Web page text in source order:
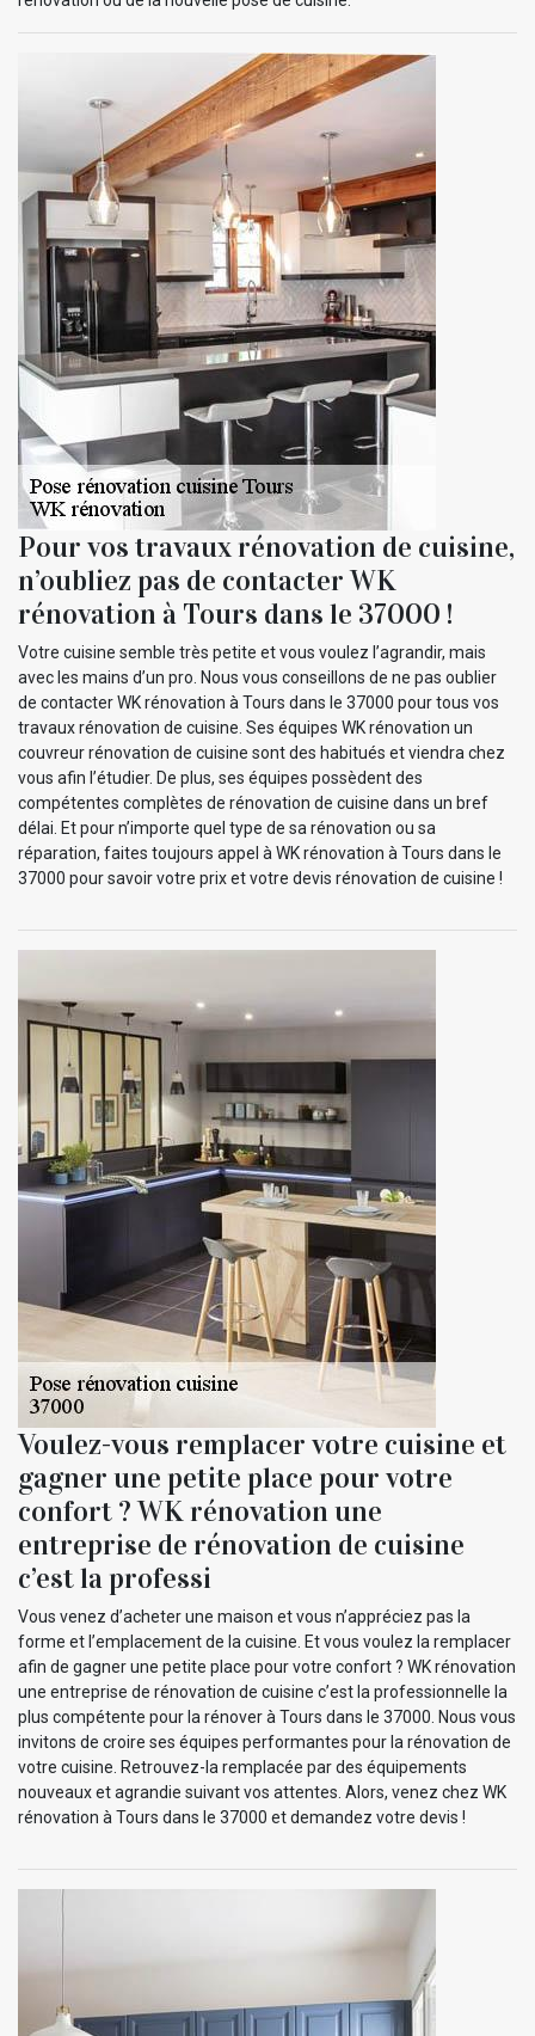
Pour vos travaux rénovation de cuisine,
n’oubliez pas de contacter WK
rénovation à Tours dans le 37000 !
Votre cuisine semble très petite et vous voulez l’agrandir, mais
avec les mains d’un pro. Nous vous conseillons de ne pas oublier
de contacter WK rénovation à Tours dans le 37000 pour tous vos
travaux rénovation de cuisine. Ses équipes WK rénovation un
couvreur rénovation de cuisine sont des habitués et viendra chez
vous afin l’étudier. De plus, ses équipes possèdent des
compétentes complètes de rénovation de cuisine dans un bref
délai. Et pour n’importe quel type de sa rénovation ou sa
réparation, faites toujours appel à WK rénovation à Tours dans le
37000 pour savoir votre prix et votre devis rénovation de cuisine !
Voulez-vous remplacer votre cuisine et
gagner une petite place pour votre
confort ? WK rénovation une
entreprise de rénovation de cuisine
c’est la professi
Vous venez d’acheter une maison et vous n’appréciez pas la
forme et l’emplacement de la cuisine. Et vous voulez la remplacer
afin de gagner une petite place pour votre confort ? WK rénovation
une entreprise de rénovation de cuisine c’est la professionnelle la
plus compétente pour la rénover à Tours dans le 37000. Nous vous
invitons de croire ses équipes performantes pour la rénovation de
votre cuisine. Retrouvez-la remplacée par des équipements
nouveaux et agrandie suivant vos attentes. Alors, venez chez WK
rénovation à Tours dans le 37000 et demandez votre devis !